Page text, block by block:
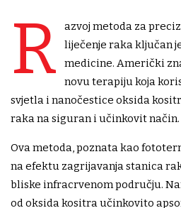
R
azvoj metoda za
liječenje raka ključan
medicine. Američki
novu terapiju koja
svjetla i nanočestice oksida
raka na siguran i učinkovit način.
Ova metoda, poznata kao
na efektu zagrijavanja stanica
bliske infracrvenom području.
od oksida kositra učinkovito